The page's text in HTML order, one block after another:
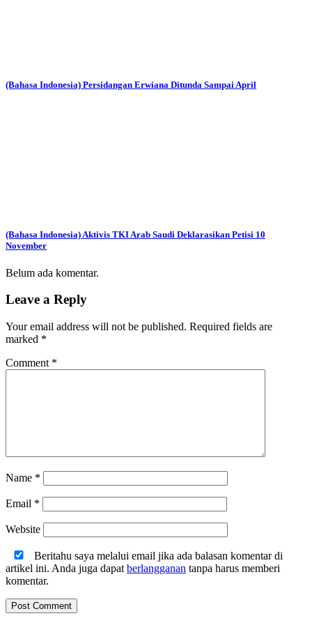
(Bahasa Indonesia) Persidangan Erwiana Ditunda Sampai April
(Bahasa Indonesia) Aktivis TKI Arab Saudi Deklarasikan Petisi 10
November
Belum ada komentar.
Leave a Reply
Your email address will not be published. Required fields are
marked *
Comment *
Name *
Email *
Website
Beritahu saya melalui email jika ada balasan komentar di
artikel ini. Anda juga dapat berlangganan tanpa harus memberi
komentar.